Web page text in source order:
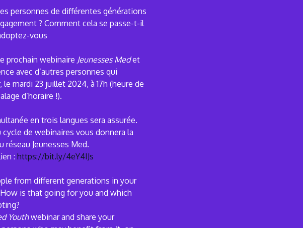
personnes de différentes générations
? Comment cela se passe-t-il
vous ?
prochain webinaire Jeunesses Medet
avec d’autres personnes qui
mardi 23 juillet 2024, à 17h (heure de
d’horaire !).
en trois langues sera assurée.
de webinaires vous donnera la
réseau Jeunesses Med.
: https://bit.ly/4eY4IJs
from different generations in your
is that going for you and which
Youthwebinar and share your